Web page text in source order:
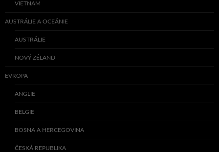
VIETNAM
AUSTRÁLIE A OCEÁNIE
AUSTRÁLIE
NOVÝ ZÉLAND
EVROPA
ANGLIE
BELGIE
BOSNA A HERCEGOVINA
ČESKÁ REPUBLIKA